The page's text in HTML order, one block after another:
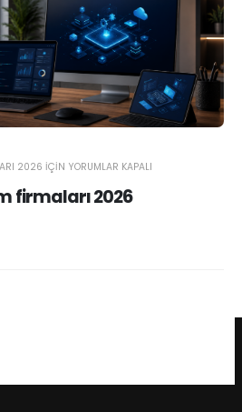
2026 IÇIN YORUMLAR KAPALI
firmaları 2026